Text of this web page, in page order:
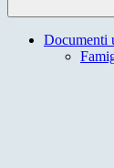
Documenti